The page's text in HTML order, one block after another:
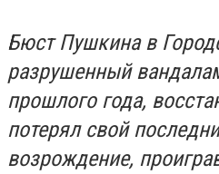
Бюст Пушкина в
разрушенный
прошлого года,
потерял свой
возрождение,